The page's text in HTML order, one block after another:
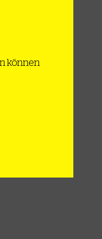
können